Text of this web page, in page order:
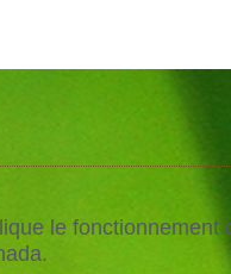
le fonctionnement